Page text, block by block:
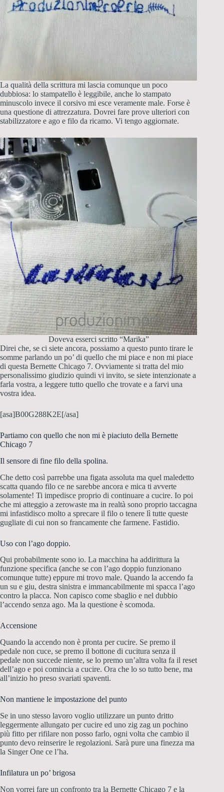
La qualità della scrittura mi lascia comunque un poco
dubbiosa: lo stampatello è leggibile, anche lo stampato
minuscolo invece il corsivo mi esce veramente male. Forse è
una questione di attrezzatura. Dovrei fare prove ulteriori con
stabilizzatore e ago e filo da ricamo. Vi tengo aggiornate.
Doveva esserci scritto “Marika”
Direi che, se ci siete ancora, possiamo a questo punto tirare le
somme parlando un po’ di quello che mi piace e non mi piace
di questa Bernette Chicago 7. Ovviamente si tratta del mio
personalissimo giudizio quindi vi invito, se siete intenzionate a
farla vostra, a leggere tutto quello che trovate e a farvi una
vostra idea.
[asa]B00G288K2E[/asa]
Partiamo con quello che non mi è piaciuto della Bernette
Chicago 7
Il sensore di fine filo della spolina.
Che detto così parrebbe una figata assoluta ma quel maledetto
scatta quando filo ce ne sarebbe ancora e mica ti avverte
solamente! Ti impedisce proprio di continuare a cucire. Io poi
che mi atteggio a zerowaste ma in realtà sono proprio taccagna
mi infastidisco molto a sprecare il filo o tenere lì tutte queste
gugliate di cui non so francamente che farmene. Fastidio.
Uso con l’ago doppio.
Qui probabilmente sono io. La macchina ha addirittura la
funzione specifica (anche se con l’ago doppio funzionano
comunque tutte) eppure mi trovo male. Quando la accendo fa
un su e giu, destra sinistra e immancabilmente mi spacca l’ago
contro la placca. Non capisco come sbaglio e nel dubbio
l’accendo senza ago. Ma la questione è scomoda.
Accensione
Quando la accendo non è pronta per cucire. Se premo il
pedale non cuce, se premo il bottone di cucitura senza il
pedale non succede niente, se lo premo un’altra volta fa il reset
dell’ago e poi comincia a cucire. Ora che lo so tutto bene, ma
all’inizio ho preso svariati spaventi.
Non mantiene le impostazione del punto
Se in uno stesso lavoro voglio utilizzare un punto dritto
leggermente allungato per cucire ed uno zig zag un pochino
più fitto per rifilare non posso farlo, ogni volta che cambio il
punto devo reinserire le regolazioni. Sarà pure una finezza ma
la Singer One ce l’ha.
Infilatura un po’ brigosa
Non vorrei fare un confronto tra la Bernette Chicago 7 e la